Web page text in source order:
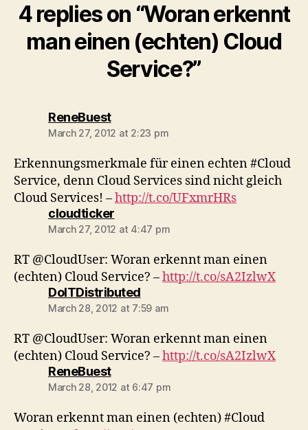
4 replies on “Woran erkennt
man einen (echten) Cloud
Service?”
ReneBuestsays:
March 27, 2012 at 2:23 pm
Erkennungsmerkmale für einen echten #Cloud
Service, denn Cloud Services sind nicht gleich
Cloud Services! –http://t.co/UFxmrHRs
cloudtickersays:
March 27, 2012 at 4:47 pm
RT @CloudUser: Woran erkennt man einen
(echten) Cloud Service? –http://t.co/sA2IzlwX
DoITDistributedsays:
March 28, 2012 at 7:59 am
RT @CloudUser: Woran erkennt man einen
(echten) Cloud Service? –http://t.co/sA2IzlwX
ReneBuestsays:
March 28, 2012 at 6:47 pm
Woran erkennt man einen (echten) #Cloud